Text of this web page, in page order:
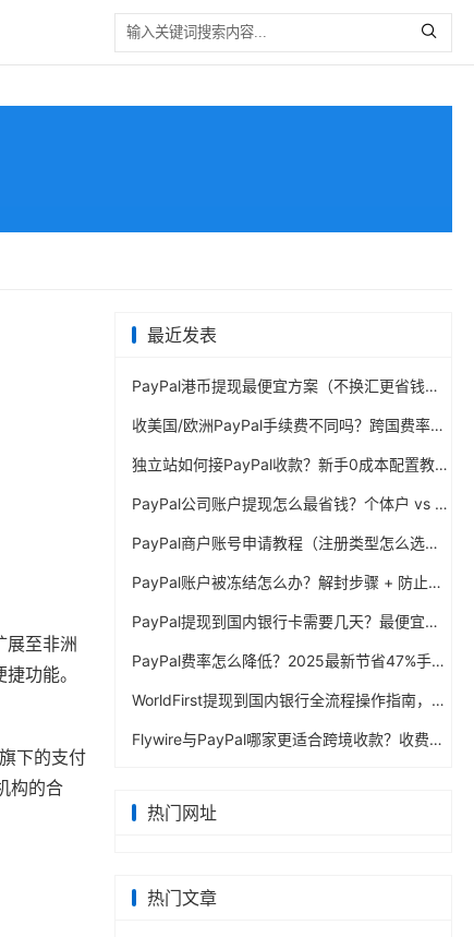
展至非洲
功能。
下的支付
构的合
最近发表
PayPal港币提现最便宜方案（不换汇更省钱）
收美国/欧洲PayPal手续费不同吗？跨国费率表曝光
独立站如何接PayPal收款？新手0成本配置教程
PayPal公司账户提现怎么最省钱？个体户 vs 公司对比
PayPal商户账号申请教程（注册类型怎么选？避坑指南）
PayPal账户被冻结怎么办？解封步骤 + 防止再次限制指南
PayPal提现到国内银行卡需要几天？最便宜的方法公布
PayPal费率怎么降低？2025最新节省47%手续费方案
WorldFirst提现到国内银行全流程操作指南，卖家必读完整攻略
Flywire与PayPal哪家更适合跨境收款？收费到账体验全面评测
热门网址
热门文章